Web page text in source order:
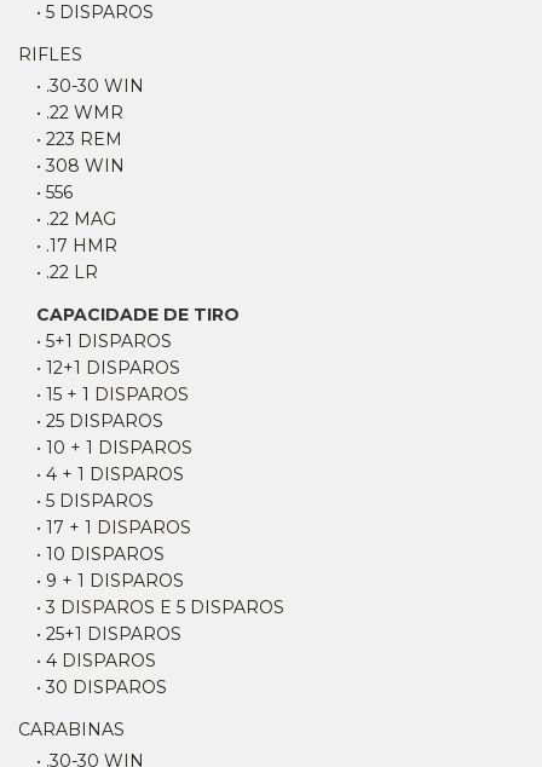
• 5 DISPAROS
RIFLES
• .30-30 WIN
• .22 WMR
• 223 REM
• 308 WIN
• 556
• .22 MAG
• .17 HMR
• .22 LR
CAPACIDADE DE TIRO
• 5+1 DISPAROS
• 12+1 DISPAROS
• 15 + 1 DISPAROS
• 25 DISPAROS
• 10 + 1 DISPAROS
• 4 + 1 DISPAROS
• 5 DISPAROS
• 17 + 1 DISPAROS
• 10 DISPAROS
• 9 + 1 DISPAROS
• 3 DISPAROS E 5 DISPAROS
• 25+1 DISPAROS
• 4 DISPAROS
• 30 DISPAROS
CARABINAS
• .30-30 WIN